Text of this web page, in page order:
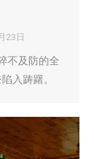
23日
不及防的全
入踌躇。